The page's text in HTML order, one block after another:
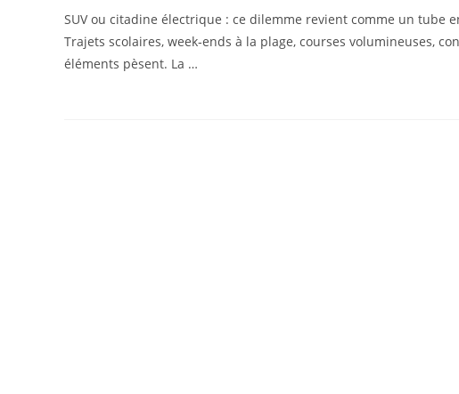
SUV ou citadine électrique : ce dilemme revient comme un tube
Trajets scolaires, week‑ends à la plage, courses volumineuses,
éléments pèsent. La …